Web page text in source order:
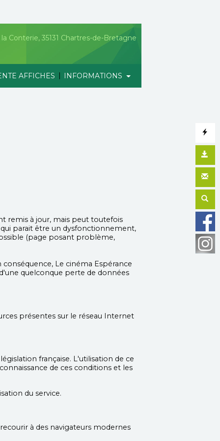
AFFICHES | INFORMATIONS
Conterie, 35131 Chartres-de-Bretagne
remis à jour, mais peut toutefois
qui parait être un dysfonctionnement,
(page posant problème,
Le cinéma Espérance
quelconque perte de données
présentes sur le réseau Internet
française. L'utilisation de ce
de ces conditions et les
du service.
à des navigateurs modernes